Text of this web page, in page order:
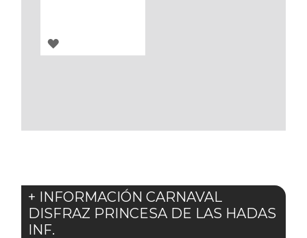
AGREGAR
+ INFORMACIÓN CARNAVAL
DISFRAZ PRINCESA DE LAS HADAS
INF.